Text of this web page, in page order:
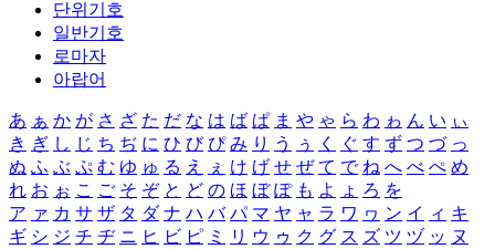
단위기호
일반기호
로마자
아랍어
あ ぁ か が さ ざ た だ な は ば ぱ ま や ゃ ら わ ゎ ん い ぃ
き ぎ し じ ち ぢ に ひ び ぴ み り う ぅ く ぐ す ず つ づ っ
ぬ ふ ぶ ぷ む ゆ ゅ る え ぇ け げ せ ぜ て で ね へ べ ぺ め
れ お ぉ こ ご そ ぞ と ど の ほ ぼ ぽ も よ ょ ろ を
ア ァ カ サ ザ タ ダ ナ ハ バ パ マ ヤ ャ ラ ワ ヮ ン イ ィ キ
ギ シ ジ チ ヂ ニ ヒ ビ ピ ミ リ ウ ゥ ク グ ス ズ ツ ヅ ッ ヌ